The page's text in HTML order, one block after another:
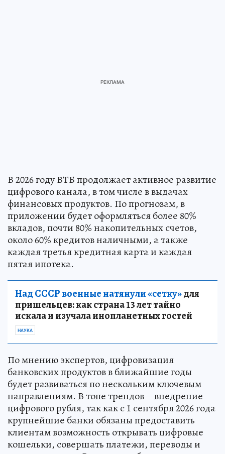
В 2026 году ВТБ продолжает активное развитие
цифрового канала, в том числе в выдачах
финансовых продуктов. По прогнозам, в
приложении будет оформляться более 80%
вкладов, почти 80% накопительных счетов,
около 60% кредитов наличными, а также
каждая третья кредитная карта и каждая
пятая ипотека.
Над СССР военные натянули «сетку»для
пришельцев: как страна 13 лет тайно
искала и изучала инопланетных гостей
НАУКА
По мнению экспертов, цифровизация
банковских продуктов в ближайшие годы
будет развиваться по нескольким ключевым
направлениям. В топе трендов – внедрение
цифрового рубля, так как с 1 сентября 2026 года
крупнейшие банки обязаны предоставить
клиентам возможность открывать цифровые
кошельки, совершать платежи, переводы и